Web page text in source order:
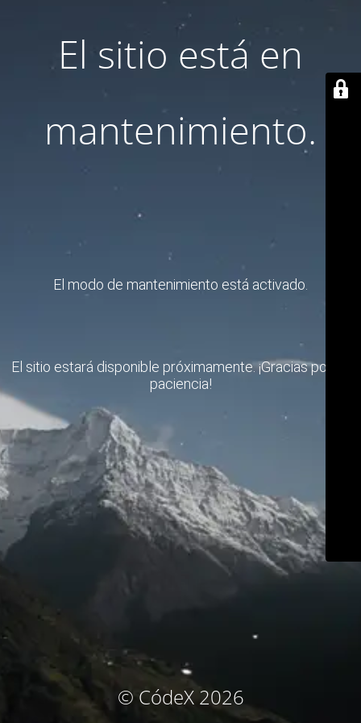
El sitio está en
mantenimiento.
El modo de mantenimiento está activado.
El sitio estará disponible próximamente. ¡Gracias por su
paciencia!
© CódeX 2026